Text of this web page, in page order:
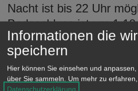
Nacht ist bis 22 Uhr
Badeschluss ist um
In der wohltuenden
Thermen Aalen warten
Entspannung. Das
Informationen die wir
speichern
Hier können Sie einsehen und
über Sie sammeln.
Um mehr zu
Datenschutzerklärung